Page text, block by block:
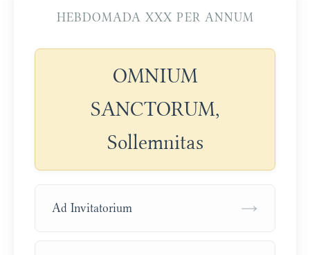
HEBDOMADA XXX PER ANNUM
OMNIUM
SANCTORUM,
Sollemnitas
Ad Invitatorium →